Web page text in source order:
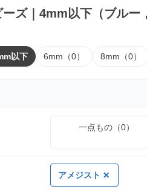
ズ｜4mm以下（ブルー
以下 6mm（0） 8mm（0）
一点もの（0）
アメジスト